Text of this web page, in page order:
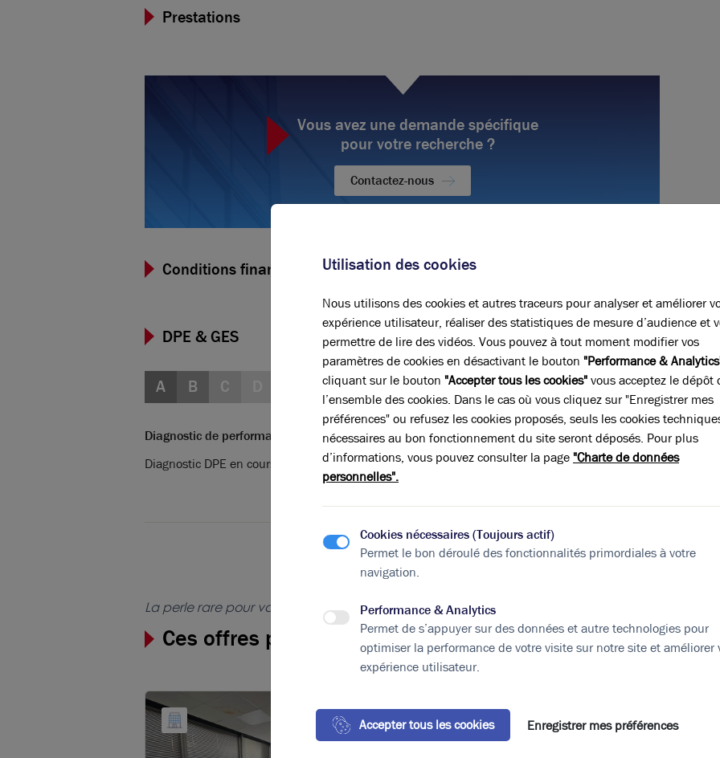
Prestations
Vous avez une demande spécifique
pour votre recherche ?
Contactez-nous
Conditions financières et dispositions
DPE & GES
A B C F G
Diagnostic de performance énergétique
Diagnostic DPE en cours
A B C D E F G
Indice d'émission de gaz à effet de serre
Diagnostic GES en cours
La perle rare pour votre projet immobilier
Ces offres peuvent vous intéresser !
Utilisation des cookies
Nous utilisons des cookies et autres traceurs pour analyser et améliorer
expérience utilisateur, réaliser des statistiques de mesure d’audience et
permettre de lire des vidéos. Vous pouvez à tout moment modifier vos
paramètres de cookies en désactivant le bouton "Performance &
cliquant sur le bouton "Accepter tous les cookies"vous acceptez le dépôt
l’ensemble des cookies. Dans le cas où vous cliquez sur "Enregistrer mes
préférences" ou refusez les cookies proposés, seuls les cookies
nécessaires au bon fonctionnement du site seront déposés. Pour plus
d’informations, vous pouvez consulter la page"Charte de données
personnelles".
Cookies nécessaires (Toujours actif)
Permet le bon déroulé des fonctionnalités primordiales à votre
navigation.
Performance & Analytics
Permet de s’appuyer sur des données et autre technologies pour
optimiser la performance de votre visite sur notre site et améliorer
expérience utilisateur.
Accepter tous les cookies Enregistrer mes préférences